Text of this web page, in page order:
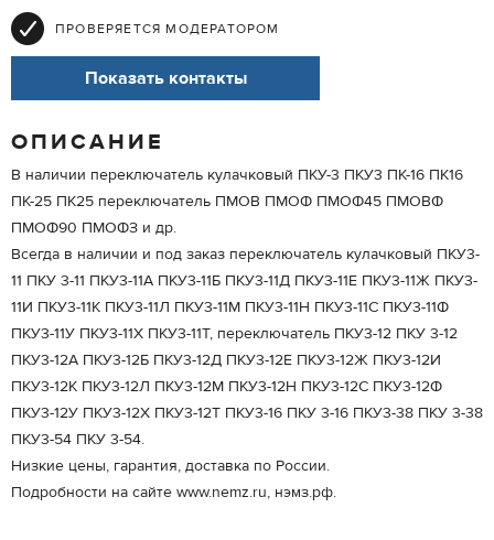
ПРОВЕРЯЕТСЯ МОДЕРАТОРОМ
Показать контакты
ОПИСАНИЕ
В наличии переключатель кулачковый ПКУ-3 ПКУ3 ПК-16 ПК16
ПК-25 ПК25 переключатель ПМОВ ПМОФ ПМОФ45 ПМОВФ
ПМОФ90 ПМОФЗ и др.
Всегда в наличии и под заказ переключатель кулачковый ПКУ3-
11 ПКУ 3-11 ПКУ3-11А ПКУ3-11Б ПКУ3-11Д ПКУ3-11Е ПКУ3-11Ж ПКУ3-
11И ПКУ3-11К ПКУ3-11Л ПКУ3-11М ПКУ3-11Н ПКУ3-11С ПКУ3-11Ф
ПКУ3-11У ПКУ3-11Х ПКУ3-11Т, переключатель ПКУ3-12 ПКУ 3-12
ПКУ3-12А ПКУ3-12Б ПКУ3-12Д ПКУ3-12Е ПКУ3-12Ж ПКУ3-12И
ПКУ3-12К ПКУ3-12Л ПКУ3-12М ПКУ3-12Н ПКУ3-12С ПКУ3-12Ф
ПКУ3-12У ПКУ3-12Х ПКУ3-12Т ПКУ3-16 ПКУ 3-16 ПКУ3-38 ПКУ 3-38
ПКУ3-54 ПКУ 3-54.
Низкие цены, гарантия, доставка по России.
Подробности на сайте www.nemz.ru, нэмз.рф.